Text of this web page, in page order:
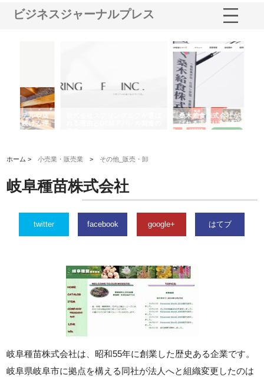
ビジネスジャーナルプレス
株式会社スプリングエフが選ば
れる理由とOEMアパレル製造の
強み
桑木給食株式会社が福山市で選
ばれる手作り弁当配達の理由
ホーム >小売業・販売業 > その他_販売・卸
岐阜種苗株式会社
twitter facebook google+ はてブ
岐阜種苗株式会社は、昭和55年に創業した歴史ある企業です。
岐阜県岐阜市に拠点を構える同社が法人へと組織変更したのは